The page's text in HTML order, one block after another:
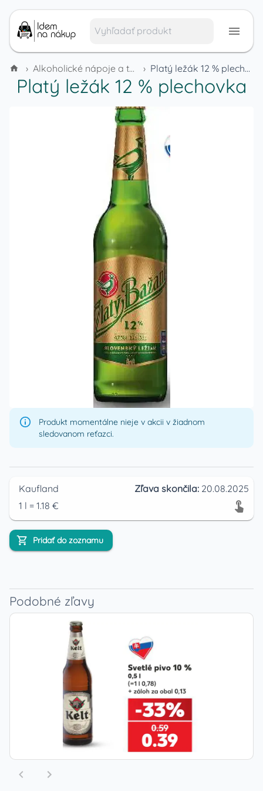
› Alkoholické nápoje a tabak › Platý ležák 12 % plechovka
Platý ležák 12 % plechovka
Produkt momentálne nieje v akcii v žiadnom
sledovanom reťazci.
Kaufland Zľava skončila: 20.08.2025
1 l = 1.18 €
Pridať do zoznamu
Podobné zľavy